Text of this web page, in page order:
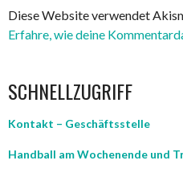
Diese Website verwendet
Erfahre, wie deine
SCHNELLZUGRIFF
Kontakt – Geschäftsstelle
Handball am Wochenende und